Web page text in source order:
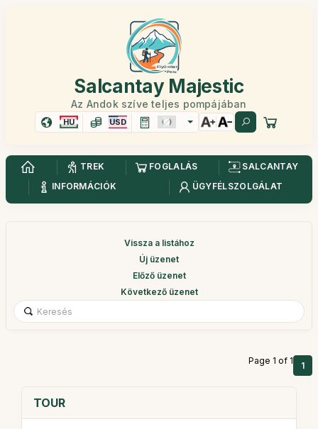
Salcantay Majestic
Az Andok szíve teljes pompájában
HU USD
TREK FOGLALÁS
SALCANTAY
INFORMÁCIÓK
ÜGYFÉLSZOLGÁLAT
Vissza a listához
Új üzenet
Előző üzenet
Következő üzenet
Page 1 of 1 1
TOUR